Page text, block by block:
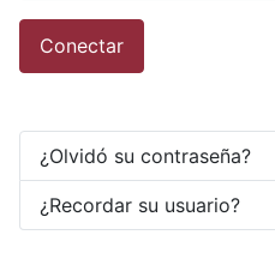
Conectar
¿Olvidó su contraseña?
¿Recordar su usuario?